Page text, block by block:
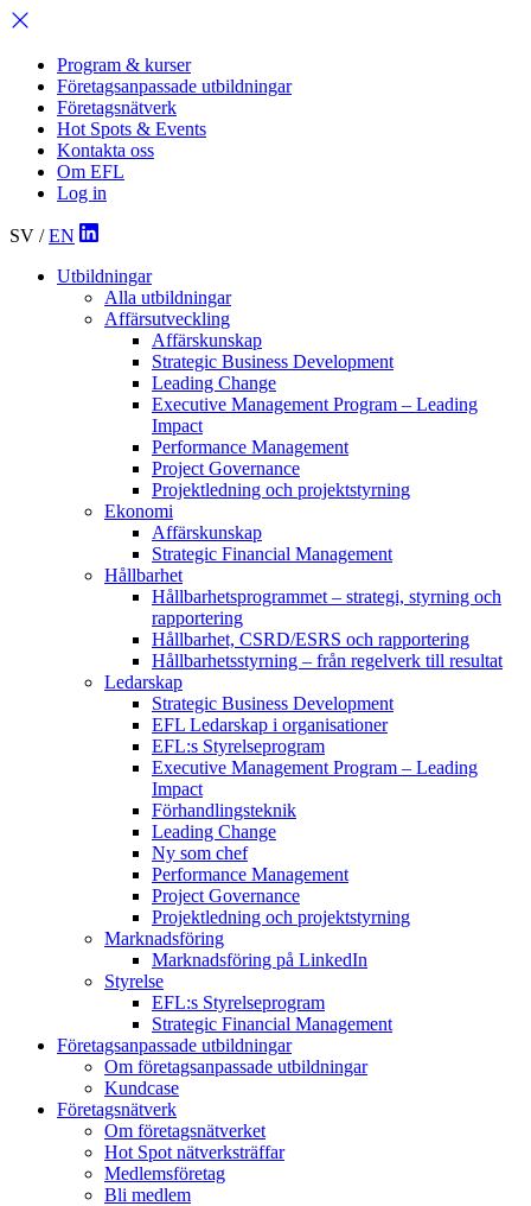
Program & kurser
Företagsanpassade utbildningar
Företagsnätverk
Hot Spots & Events
Kontakta oss
Om EFL
Log in
SV /EN
Utbildningar
Alla utbildningar
Affärsutveckling
Affärskunskap
Strategic Business Development
Leading Change
Executive Management Program – Leading
Impact
Performance Management
Project Governance
Projektledning och projektstyrning
Ekonomi
Affärskunskap
Strategic Financial Management
Hållbarhet
Hållbarhetsprogrammet – strategi, styrning och
rapportering
Hållbarhet, CSRD/ESRS och rapportering
Hållbarhetsstyrning – från regelverk till resultat
Ledarskap
Strategic Business Development
EFL Ledarskap i organisationer
EFL:s Styrelseprogram
Executive Management Program – Leading
Impact
Förhandlingsteknik
Leading Change
Ny som chef
Performance Management
Project Governance
Projektledning och projektstyrning
Marknadsföring
Marknadsföring på LinkedIn
Styrelse
EFL:s Styrelseprogram
Strategic Financial Management
Företagsanpassade utbildningar
Om företagsanpassade utbildningar
Kundcase
Företagsnätverk
Om företagsnätverket
Hot Spot nätverksträffar
Medlemsföretag
Bli medlem